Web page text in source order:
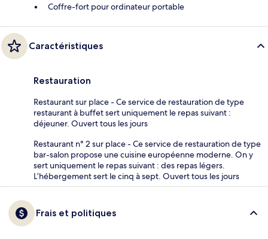
Coffre-fort pour ordinateur portable
Caractéristiques
Restauration
Restaurant sur place - Ce service de restauration de type
restaurant à buffet sert uniquement le repas suivant :
déjeuner. Ouvert tous les jours
Restaurant n° 2 sur place - Ce service de restauration de type
bar-salon propose une cuisine européenne moderne. On y
sert uniquement le repas suivant : des repas légers.
L’hébergement sert le cinq à sept. Ouvert tous les jours
Frais et politiques